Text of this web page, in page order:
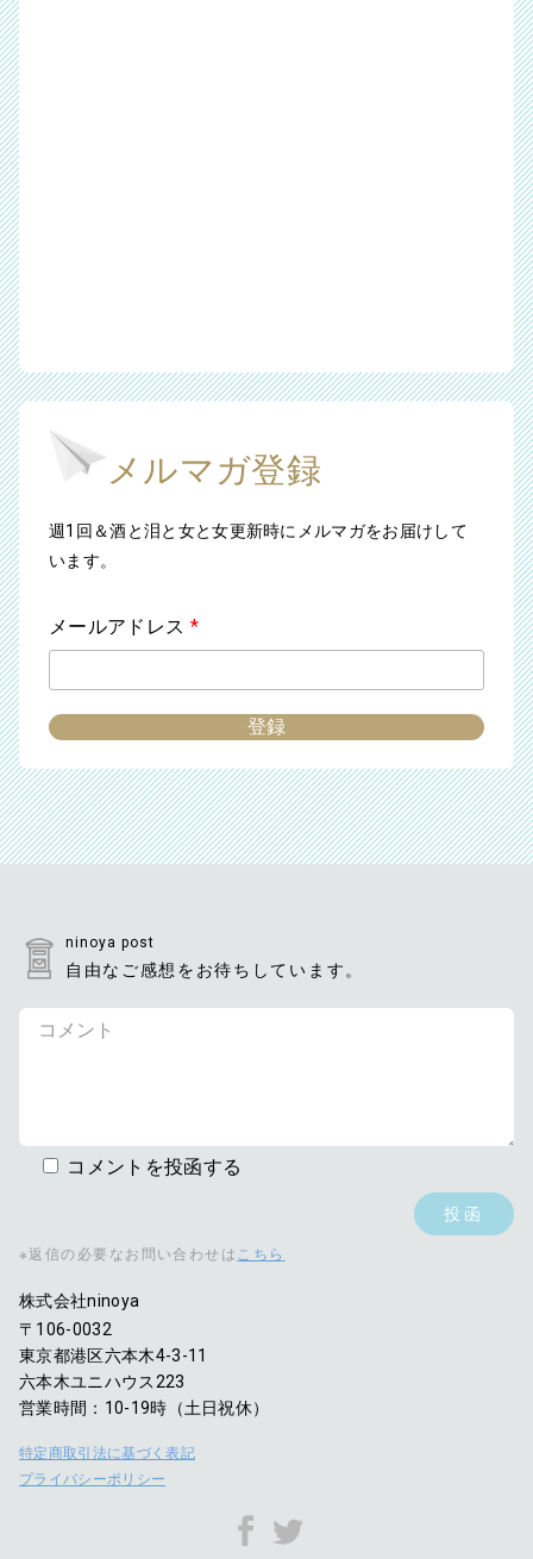
メルマガ登録
週1回＆酒と泪と女と女更新時にメルマガをお届けして
います。
メールアドレス *
ninoya post
自由なご感想をお待ちしています。
コメントを投函する
※返信の必要なお問い合わせは こちら
株式会社ninoya
〒106-0032
東京都港区六本木4-3-11
六本木ユニハウス223
営業時間：10-19時（土日祝休）
特定商取引法に基づく表記
プライバシーポリシー